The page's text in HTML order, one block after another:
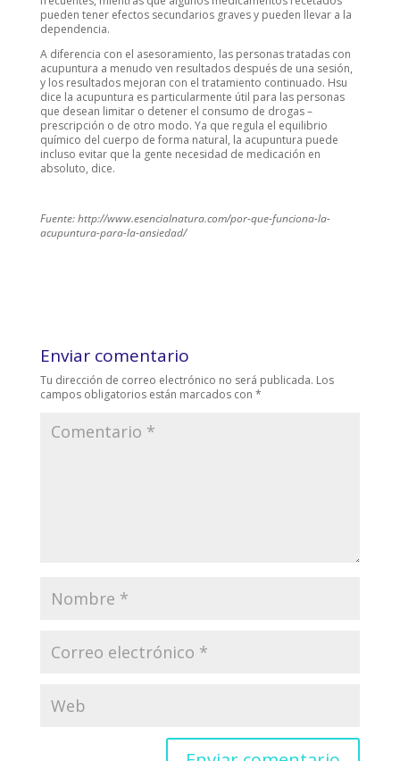
pueden tener efectos secundarios graves y pueden llevar a la
dependencia.
A diferencia con el asesoramiento, las personas tratadas con
acupuntura a menudo ven resultados después de una sesión,
y los resultados mejoran con el tratamiento continuado. Hsu
dice la acupuntura es particularmente útil para las personas
que desean limitar o detener el consumo de drogas –
prescripción o de otro modo. Ya que regula el equilibrio
químico del cuerpo de forma natural, la acupuntura puede
incluso evitar que la gente necesidad de medicación en
absoluto, dice.
Fuente: http://www.esencialnatura.com/por-que-funciona-la-
acupuntura-para-la-ansiedad/
Enviar comentario
Tu dirección de correo electrónico no será publicada. Los
campos obligatorios están marcados con *